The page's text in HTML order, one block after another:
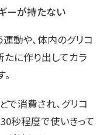
ーが持たない
動や、体内のグリコ
に作り出してカラ
で消費され、グリコ
秒程度で使いきって